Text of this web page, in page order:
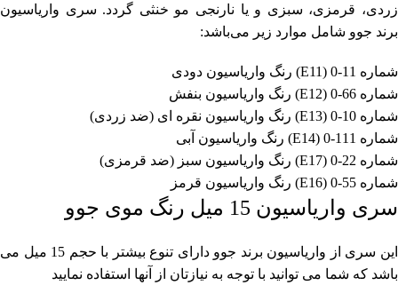
زردی، قرمزی، سبزی و یا نارنجی مو خنثی گردد. سری واریاسیون
برند جوو شامل موارد زیر می‌باشد:
شماره 11-0 (E11) رنگ واریاسیون دودی
شماره 66-0 (E12) رنگ واریاسیون بنفش
شماره 10-0 (E13) رنگ واریاسیون نقره ای (ضد زردی)
شماره 111-0 (E14) رنگ واریاسیون آبی
شماره 22-0 (E17) رنگ واریاسیون سبز (ضد قرمزی)
شماره 55-0 (E16) رنگ واریاسیون قرمز
سری واریاسیون 15 میل رنگ موی جوو
این سری از واریاسیون برند جوو دارای تنوع بیشتر با حجم 15 میل می
باشد که شما می توانید با توجه به نیازتان از آنها استفاده نمایید